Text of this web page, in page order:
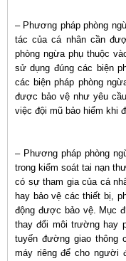
– Phương pháp phòng
tác của cá nhân cần
phòng ngừa phụ thuộc
sử dụng đúng các biện
các biện pháp phòng
được bảo vệ như yêu
việc đội mũ bảo hiểm khi
– Phương pháp phòng
trong kiểm soát tai nạn
có sự tham gia của cá
hay bảo vệ các thiết bị,
động được bảo vệ. Mục
thay đổi môi trường hay
tuyến đường giao thông
máy riêng để cho người